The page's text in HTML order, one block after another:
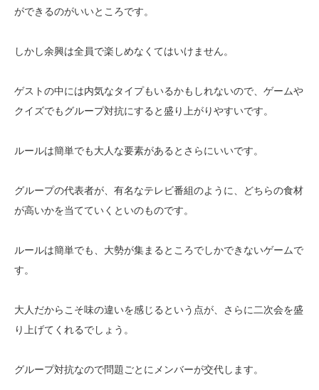
ができるのがいいところです。
しかし余興は全員で楽しめなくてはいけません。
ゲストの中には内気なタイプもいるかもしれないので、ゲームや
クイズでもグループ対抗にすると盛り上がりやすいです。
ルールは簡単でも大人な要素があるとさらにいいです。
グループの代表者が、有名なテレビ番組のように、どちらの食材
が高いかを当てていくといのものです。
ルールは簡単でも、大勢が集まるところでしかできないゲームで
す。
大人だからこそ味の違いを感じるという点が、さらに二次会を盛
り上げてくれるでしょう。
グループ対抗なので問題ごとにメンバーが交代します。